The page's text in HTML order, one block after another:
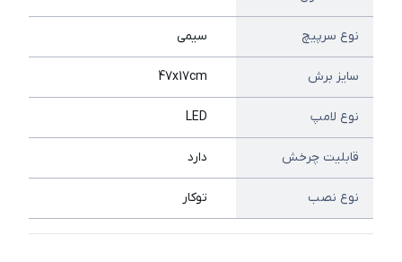
نوع سرپیچ سیمی
سایز برش 47x17cm
نوع لامپ LED
قابلیت چرخش دارد
نوع نصب توکار